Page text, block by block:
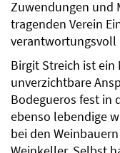
Zuwendungen und
tragenden Verein
verantwortungsvoll
Birgit Streich ist ein
unverzichtbare
Bodegueros fest in
ebenso lebendige
bei den